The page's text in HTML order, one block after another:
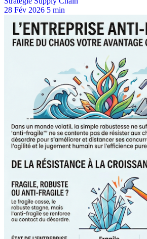
28 Fév 2026 5 min